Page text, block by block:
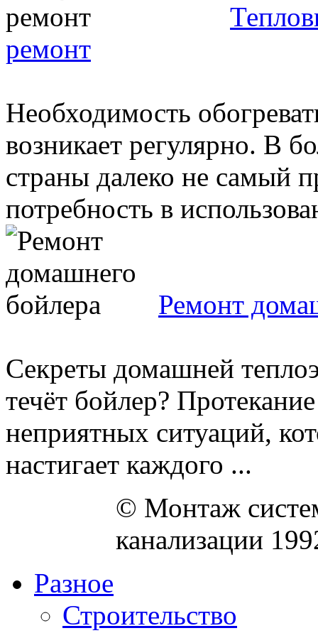
ремонт
Необходимость
возникает регулярно. В
страны далеко не самый
потребность в
Ремонт
Секреты домашней
течёт бойлер?
неприятных ситуаций,
настигает каждого ...
© Монтаж
канализации
Разное
Строительство